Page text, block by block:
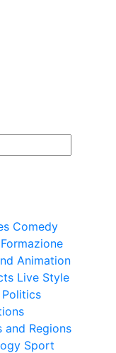
Comedy
Formazione
Animation
Live Style
and Regions
Sport